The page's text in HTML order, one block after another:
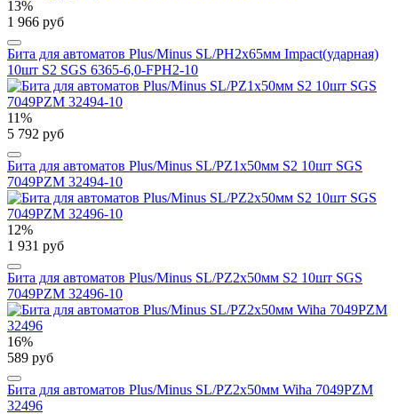
13%
1 966 руб
Бита для автоматов Plus/Minus SL/PH2х65мм Impact(ударная)
10шт S2 SGS 6365-6,0-FPH2-10
11%
5 792 руб
Бита для автоматов Plus/Minus SL/PZ1х50мм S2 10шт SGS
7049PZM 32494-10
12%
1 931 руб
Бита для автоматов Plus/Minus SL/PZ2х50мм S2 10шт SGS
7049PZM 32496-10
16%
589 руб
Бита для автоматов Plus/Minus SL/PZ2х50мм Wiha 7049PZM
32496